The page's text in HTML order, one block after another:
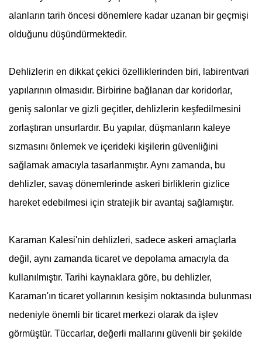
alanların tarih öncesi dönemlere kadar uzanan bir geçmişi
olduğunu düşündürmektedir.
Dehlizlerin en dikkat çekici özelliklerinden biri, labirentvari
yapılarının olmasıdır. Birbirine bağlanan dar koridorlar,
geniş salonlar ve gizli geçitler, dehlizlerin keşfedilmesini
zorlaştıran unsurlardır. Bu yapılar, düşmanların kaleye
sızmasını önlemek ve içerideki kişilerin güvenliğini
sağlamak amacıyla tasarlanmıştır. Aynı zamanda, bu
dehlizler, savaş dönemlerinde askeri birliklerin gizlice
hareket edebilmesi için stratejik bir avantaj sağlamıştır.
Karaman Kalesi'nin dehlizleri, sadece askeri amaçlarla
değil, aynı zamanda ticaret ve depolama amacıyla da
kullanılmıştır. Tarihi kaynaklara göre, bu dehlizler,
Karaman'ın ticaret yollarının kesişim noktasında bulunması
nedeniyle önemli bir ticaret merkezi olarak da işlev
görmüştür. Tüccarlar, değerli mallarını güvenli bir şekilde